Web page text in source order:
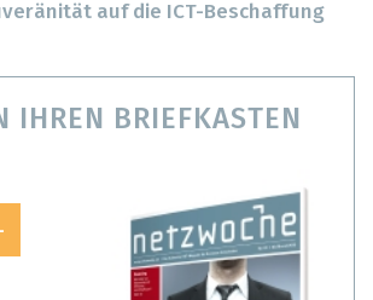
auf die ICT-Beschaffung
IHREN BRIEFKASTEN